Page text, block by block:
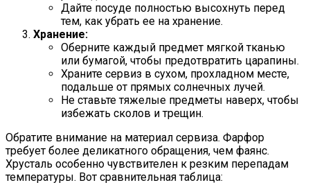
Дайте посуде полностью высохнуть перед
тем, как убрать ее на хранение.
Хранение:
Оберните каждый предмет мягкой тканью
или бумагой, чтобы предотвратить царапины.
Храните сервиз в сухом, прохладном месте,
подальше от прямых солнечных лучей.
Не ставьте тяжелые предметы наверх, чтобы
избежать сколов и трещин.
Обратите внимание на материал сервиза. Фарфор
требует более деликатного обращения, чем фаянс.
Хрусталь особенно чувствителен к резким перепадам
температуры. Вот сравнительная таблица: